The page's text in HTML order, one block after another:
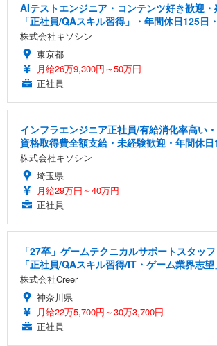
AIテストエンジニア・コンテンツ好き歓迎
「正社員/QAスキル習得」・年間休日125日
株式会社キソシン
東京都
月給26万9,300円～50万円
正社員
インフラエンジニア正社員/有給消化率高い
資格取得費全額支給・未経験歓迎・年間休日
株式会社キソシン
埼玉県
月給29万円～40万円
正社員
「27卒」ゲームテクニカルサポートスタッ
「正社員/QAスキル習得/IT・ゲーム業界志望
株式会社Creer
神奈川県
月給22万5,700円～30万3,700円
正社員